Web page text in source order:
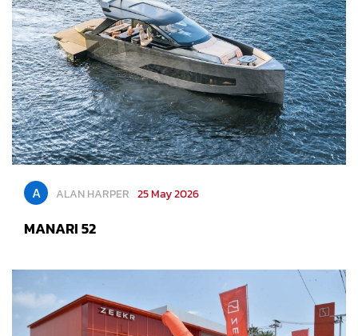
A ALAN HARPER 25 May 2026
MANARI 52